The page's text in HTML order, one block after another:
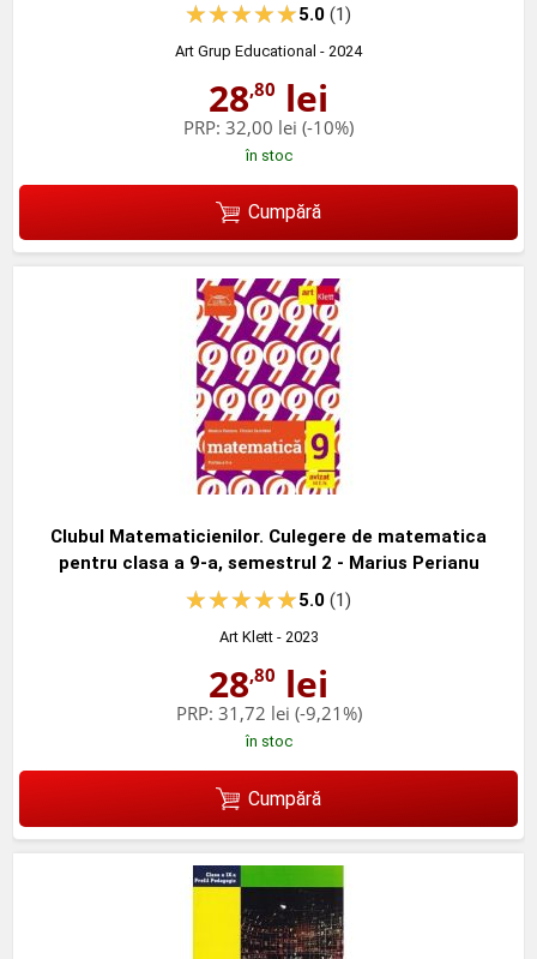
5.0(1)
Art Grup Educational - 2024
28,80 lei
PRP: 32,00 lei (-10%)
în stoc
Cumpără
Clubul Matematicienilor. Culegere de matematica
pentru clasa a 9-a, semestrul 2 - Marius Perianu
5.0(1)
Art Klett- 2023
28,80 lei
PRP: 31,72 lei (-9,21%)
în stoc
Cumpără